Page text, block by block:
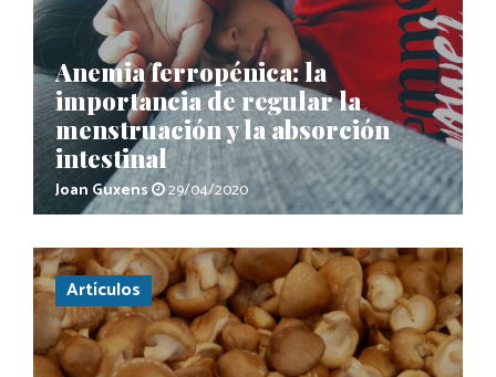
Anemia ferropénica: la
importancia de regular la
menstruación y la absorción
intestinal
Joan Guxens 29/04/2020
Artículos